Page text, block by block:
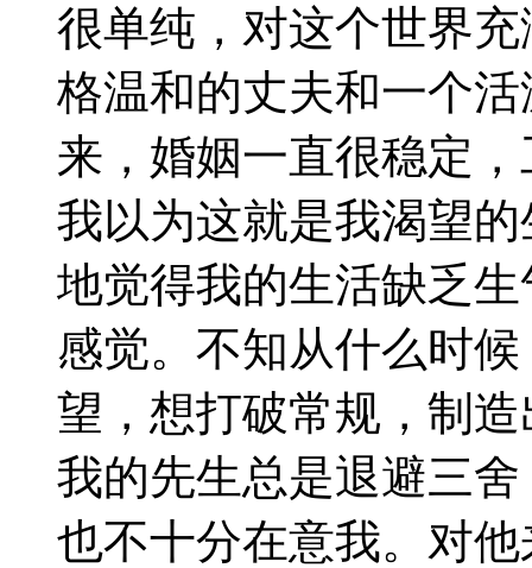
很单纯，对这个世界
格温和的丈夫和一个
来，婚姻一直很稳定
我以为这就是我渴望
地觉得我的生活缺乏
感觉。不知从什么时
望，想打破常规，制
我的先生总是退避三
也不十分在意我。对